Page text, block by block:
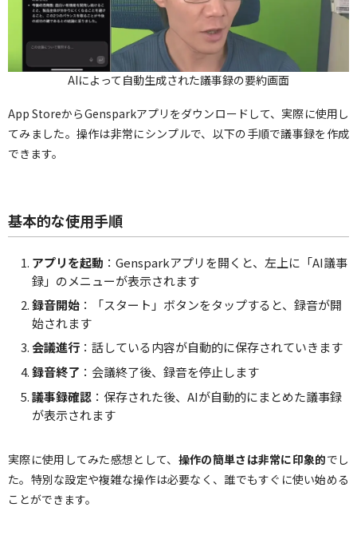
AIによって自動生成された議事録の要約画面
App StoreからGensparkアプリをダウンロードして、実際に使用し
てみました。操作は非常にシンプルで、以下の手順で議事録を作成
できます。
基本的な使用手順
アプリを起動 ：Gensparkアプリを開くと、左上に「AI議事
録」のメニューが表示されます
録音開始 ：「スタート」ボタンをタップすると、録音が開
始されます
会議進行 ：話している内容が自動的に保存されていきます
録音終了 ：会議終了後、録音を停止します
議事録確認 ：保存された後、AIが自動的にまとめた議事録
が表示されます
実際に使用してみた感想として、 操作の簡単さは非常に印象的でし
た。特別な設定や複雑な操作は必要なく、誰でもすぐに使い始める
ことができます。